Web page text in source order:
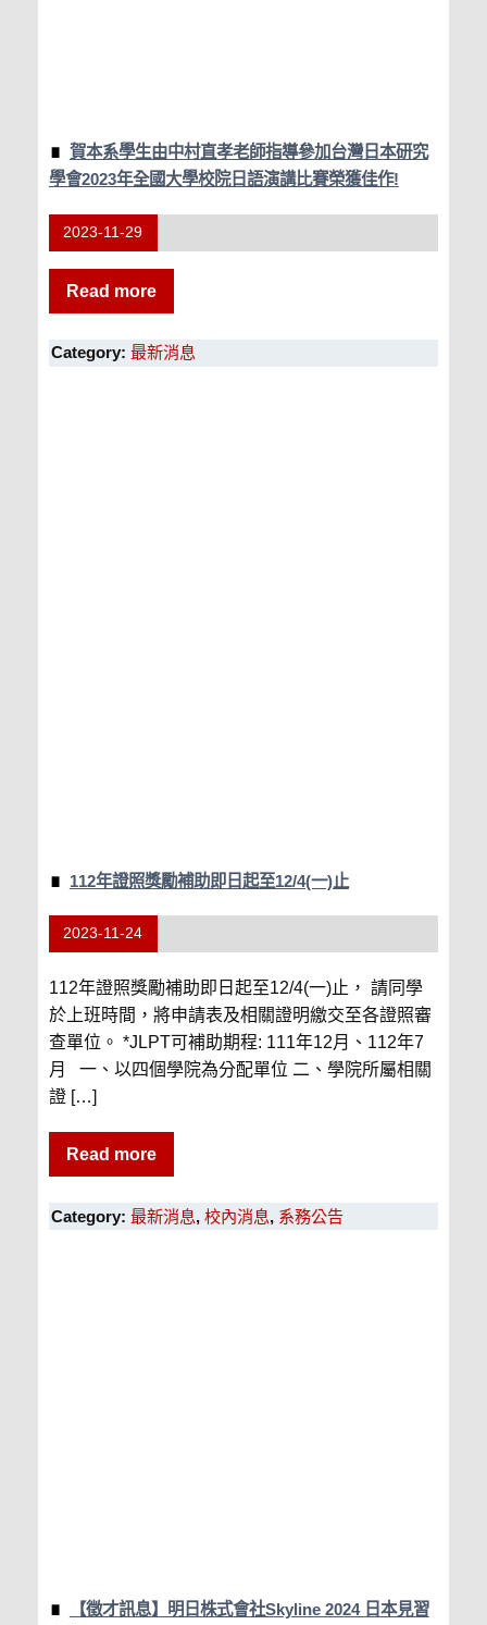
賀本系學生由中村直孝老師指導參加台灣日本研究
學會2023年全國大學校院日語演講比賽榮獲佳作!
2023-11-29
Read more
Category: 最新消息
112年證照獎勵補助即日起至12/4(一)止
2023-11-24
112年證照獎勵補助即日起至12/4(一)止， 請同學
於上班時間，將申請表及相關證明繳交至各證照審
查單位。 *JLPT可補助期程: 111年12月、112年7
月 一、以四個學院為分配單位 二、學院所屬相關
證 […]
Read more
Category: 最新消息, 校內消息, 系務公告
【徵才訊息】明日株式會社Skyline 2024 日本見習